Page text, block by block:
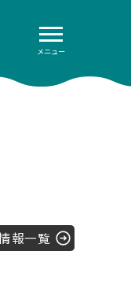
メニュー
報一覧